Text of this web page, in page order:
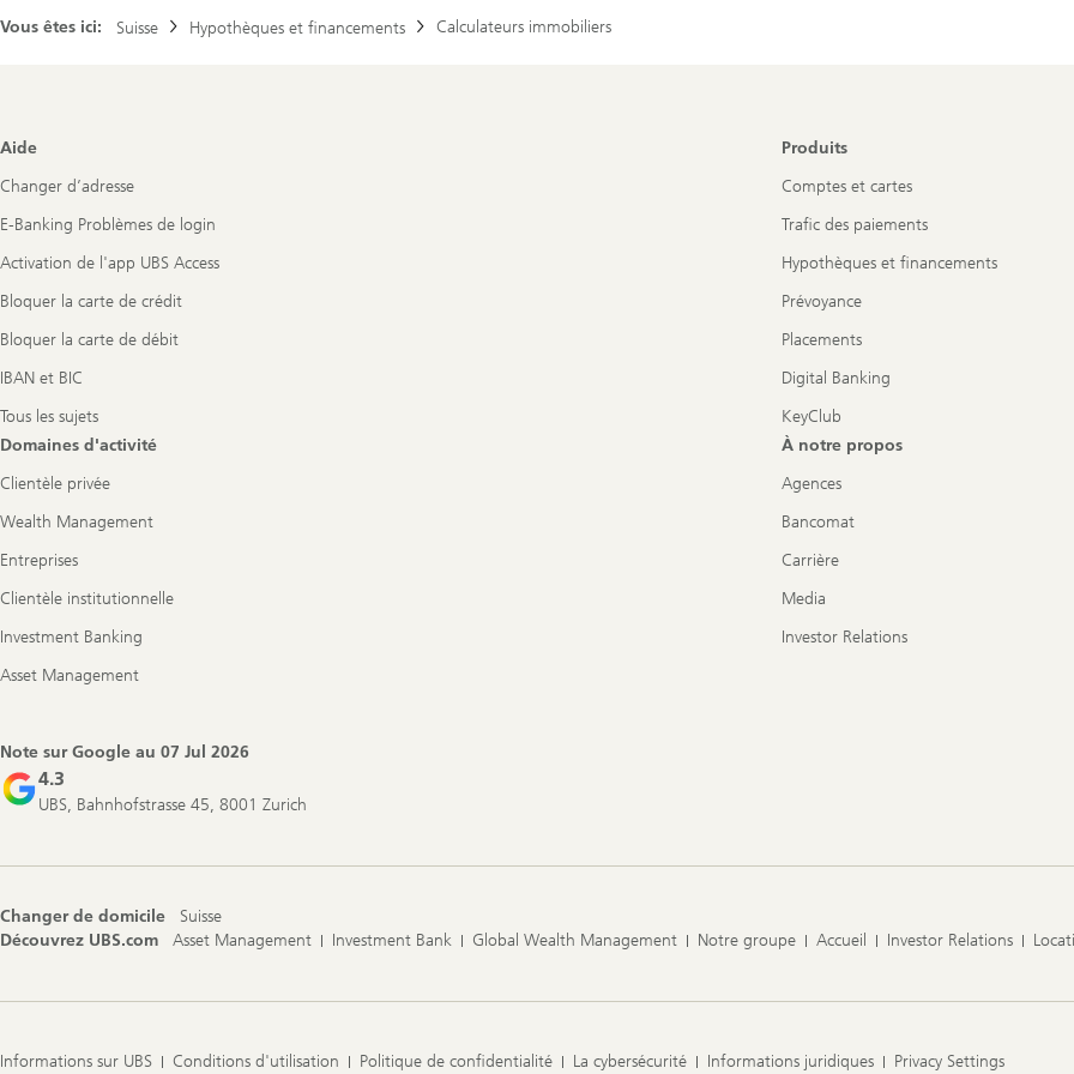
Vous êtes ici: Suisse Hypothèques et financements Calculateurs immobiliers
Footer
Aide
Changer d’adresse
E-Banking Problèmes de login
Activation de l'app UBS Access
Bloquer la carte de crédit
Bloquer la carte de débit
IBAN et BIC
Tous les sujets
Produits
Comptes et cartes
Trafic des paiements
Hypothèques et financements
Prévoyance
Placements
Digital Banking
KeyClub
Domaines d'activité
Clientèle privée
Wealth Management
Entreprises
Clientèle institutionnelle
Investment Banking
Asset Management
À notre propos
Agences
Bancomat
Carrière
Media
Investor Relations
Note sur Google au 07 Jul 2026
4.3
UBS, Bahnhofstrasse 45, 8001 Zurich
Changer de domicile
Suisse
Découvrez UBS.com
Asset Management Investment Bank Global Wealth Management Notre groupe Accueil Investor Relations
Informations sur UBS Conditions d'utilisation Politique de confidentialité La cybersécurité Informations juridiques Privacy Settings